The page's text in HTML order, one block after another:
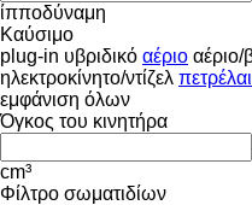
ίπποδύναμη
Καύσιμο
plug-in υβριδικό αέριο αέριο/
ηλεκτροκίνητο/ντίζελ
εμφάνιση όλων
Όγκος του κινητήρα
cm³
Φίλτρο σωματιδίων